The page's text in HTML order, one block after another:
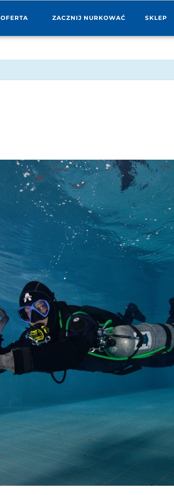
OFERTA ZACZNIJ NURKOWAĆ SKLEP